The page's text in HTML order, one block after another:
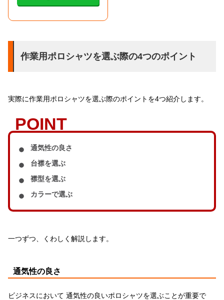
作業用ポロシャツを選ぶ際の4つのポイント
実際に作業用ポロシャツを選ぶ際のポイントを4つ紹介します。
通気性の良さ
台襟を選ぶ
襟型を選ぶ
カラーで選ぶ
一つずつ、くわしく解説します。
通気性の良さ
ビジネスにおいて 通気性の良いポロシャツを選ぶことが重要で